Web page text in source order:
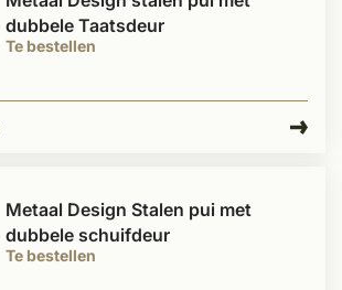
Te bestellen
dubbele Taatsdeur
Te bestellen
Metaal Design Stalen pui met
dubbele schuifdeur